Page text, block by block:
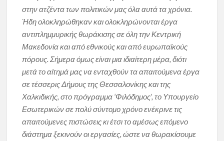
στην ατζέντα των πολιτικών μας όλα αυτά τα χρόνια.
Ήδη ολοκληρώθηκαν και ολοκληρώνονται έργα
αντιπλημμυρικής θωράκισης σε όλη την Κεντρική
Μακεδονία και από εθνικούς και από ευρωπαϊκούς
πόρους. Σήμερα όμως είναι μια ιδιαίτερη μέρα, διότι
μετά το αίτημά μας να ενταχθούν τα απαιτούμενα έργα
σε τέσσερις Δήμους της Θεσσαλονίκης και της
Χαλκιδικής, στο πρόγραμμα ‘Φιλόδημος’, το Υπουργείο
Εσωτερικών σε πολύ σύντομο χρόνο ενέκρινε τις
απαιτούμενες πιστώσεις κι έτσι το αμέσως επόμενο
διάστημα ξεκινούν οι εργασίες, ώστε να θωρακίσουμε